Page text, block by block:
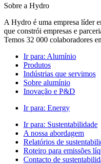
Sobre a Hydro
A Hydro é uma empresa líder
que constrói empresas e
Temos 32 000 colaboradores
Ir para: Alumínio
Produtos
Indústrias que servimos
Sobre alumínio
Inovação e P&D
Ir para: Energy
Ir para: Sustentabilidade
A nossa abordagem
Relatórios de
Roteiro para emissões
Contacto de